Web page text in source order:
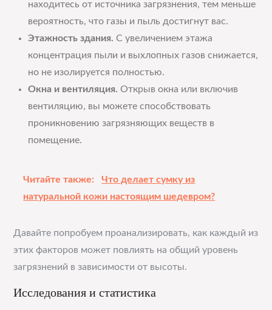
находитесь от источника загрязнения, тем меньше
вероятность, что газы и пыль достигнут вас.
Этажность здания. С увеличением этажа
концентрация пыли и выхлопных газов снижается,
но не изолируется полностью.
Окна и вентиляция. Открыв окна или включив
вентиляцию, вы можете способствовать
проникновению загрязняющих веществ в
помещение.
Читайте также:
Что делает сумку из
натуральной кожи настоящим шедевром?
Давайте попробуем проанализировать, как каждый из
этих факторов может повлиять на общий уровень
загрязнений в зависимости от высоты.
Исследования и статистика